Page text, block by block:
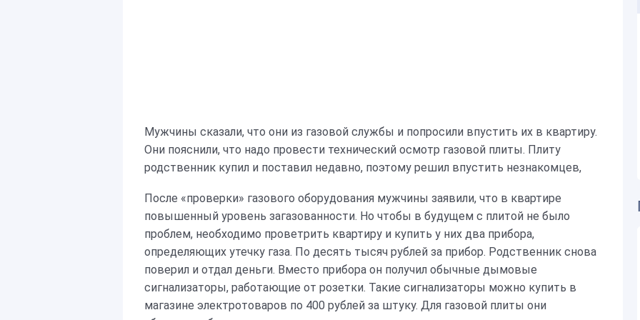
Мужчины сказали, что они из газовой службы и попросили впустить их в квартиру.
Они пояснили, что надо провести технический осмотр газовой плиты. Плиту
родственник купил и поставил недавно, поэтому решил впустить незнакомцев,
После «проверки» газового оборудования мужчины заявили, что в квартире
повышенный уровень загазованности. Но чтобы в будущем с плитой не было
проблем, необходимо проветрить квартиру и купить у них два прибора,
определяющих утечку газа. По десять тысяч рублей за прибор. Родственник снова
поверил и отдал деньги. Вместо прибора он получил обычные дымовые
сигнализаторы, работающие от розетки. Такие сигнализаторы можно купить в
магазине электротоваров по 400 рублей за штуку. Для газовой плиты они